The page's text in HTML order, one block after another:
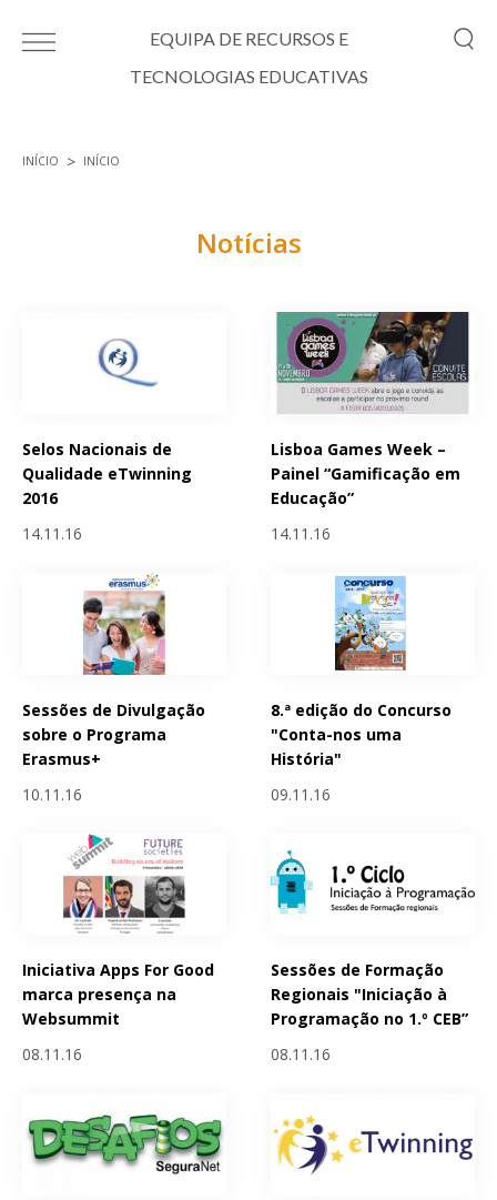
EQUIPA DE RECURSOS E
TECNOLOGIAS EDUCATIVAS
INÍCIO INÍCIO
Notícias
Selos Nacionais de
Qualidade eTwinning
2016
14.11.16
Lisboa Games Week –
Painel “Gamificação em
Educação”
14.11.16
Sessões de Divulgação
sobre o Programa
Erasmus+
10.11.16
8.ª edição do Concurso
"Conta-nos uma
História"
09.11.16
Iniciativa Apps For Good
marca presença na
Websummit
08.11.16
Sessões de Formação
Regionais "Iniciação à
Programação no 1.º CEB”
08.11.16
Páginas